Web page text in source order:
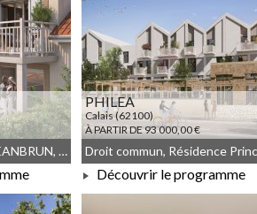
Résidence Principale, JEANBRUN, Meublé non géré, Droit commun
PHILEA
Calais (62100)
À PARTIR DE 93 000,00 €
Découvrir le programme